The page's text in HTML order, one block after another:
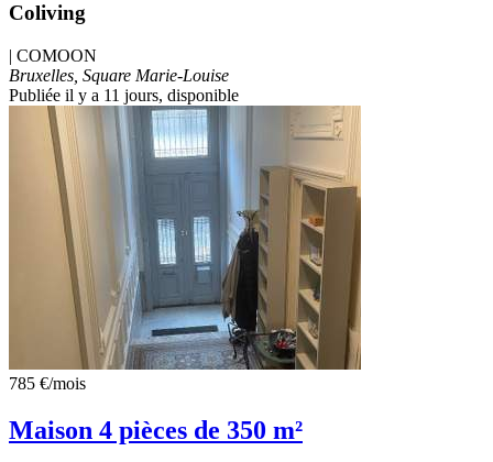
Coliving
| COMOON
Bruxelles, Square Marie-Louise
Publiée il y a 11 jours, disponible
785 €/mois
Maison 4 pièces de 350 m²